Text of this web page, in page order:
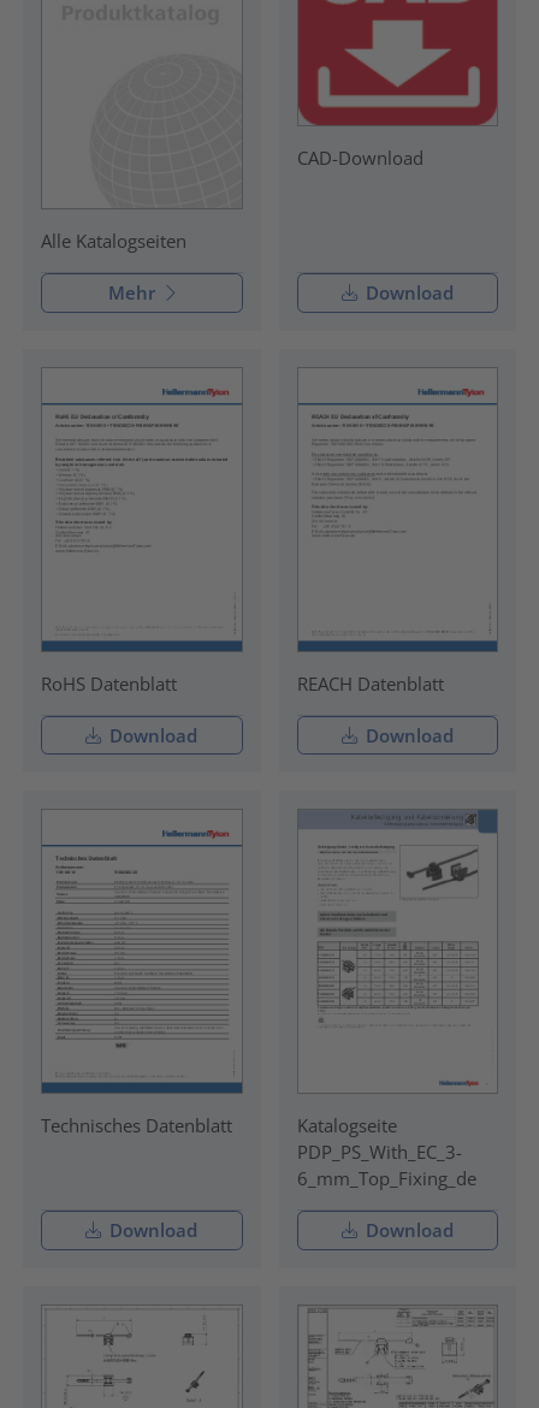
Alle Katalogseiten
Mehr
CAD-Download
Download
RoHS Datenblatt
Download
REACH Datenblatt
Download
Technisches Datenblatt
Download
Katalogseite
PDP_PS_With_EC_3-
6_mm_Top_Fixing_de
Download